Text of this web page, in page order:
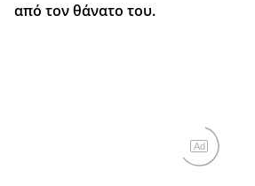
από τον θάνατο του.
Ad